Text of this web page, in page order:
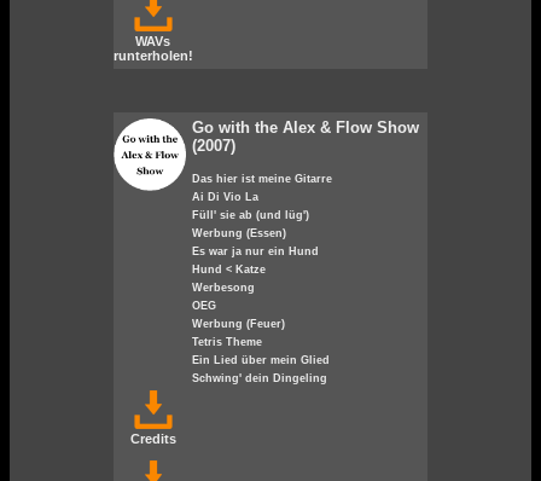
WAVs
runterholen!
Go with the Alex & Flow Show
(2007)
Das hier ist meine Gitarre
Ai Di Vio La
Füll' sie ab (und lüg')
Werbung (Essen)
Es war ja nur ein Hund
Hund < Katze
Werbesong
OEG
Werbung (Feuer)
Tetris Theme
Ein Lied über mein Glied
Schwing' dein Dingeling
Credits